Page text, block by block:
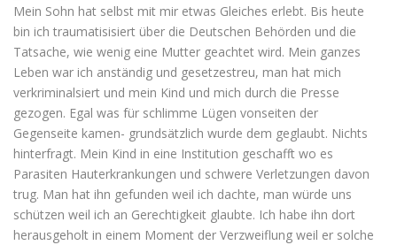
Mein Sohn hat selbst mit mir etwas Gleiches erlebt. Bis heute
bin ich traumatisisiert über die Deutschen Behörden und die
Tatsache, wie wenig eine Mutter geachtet wird. Mein ganzes
Leben war ich anständig und gesetzestreu, man hat mich
verkriminalsiert und mein Kind und mich durch die Presse
gezogen. Egal was für schlimme Lügen vonseiten der
Gegenseite kamen- grundsätzlich wurde dem geglaubt. Nichts
hinterfragt. Mein Kind in eine Institution geschafft wo es
Parasiten Hauterkrankungen und schwere Verletzungen davon
trug. Man hat ihn gefunden weil ich dachte, man würde uns
schützen weil ich an Gerechtigkeit glaubte. Ich habe ihn dort
herausgeholt in einem Moment der Verzweiflung weil er solche